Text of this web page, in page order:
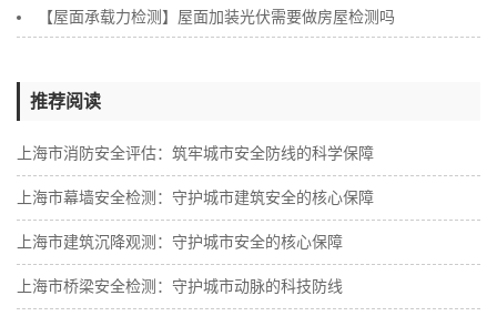
【屋面承载力检测】屋面加装光伏需要做房屋检测吗
推荐阅读
上海市消防安全评估：筑牢城市安全防线的科学保障
上海市幕墙安全检测：守护城市建筑安全的核心保障
上海市建筑沉降观测：守护城市安全的核心保障
上海市桥梁安全检测：守护城市动脉的科技防线